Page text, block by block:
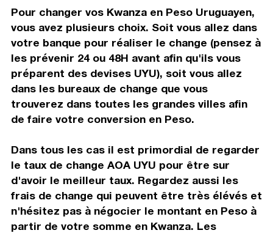
Pour changer vos Kwanza en Peso Uruguayen,
vous avez plusieurs choix. Soit vous allez dans
votre banque pour réaliser le change (pensez à
les prévenir 24 ou 48H avant afin qu'ils vous
préparent des devises UYU), soit vous allez
dans les bureaux de change que vous
trouverez dans toutes les grandes villes afin
de faire votre conversion en Peso.
Dans tous les cas il est primordial de regarder
le taux de change AOA UYU pour être sur
d'avoir le meilleur taux. Regardez aussi les
frais de change qui peuvent être très élévés et
n'hésitez pas à négocier le montant en Peso à
partir de votre somme en Kwanza. Les